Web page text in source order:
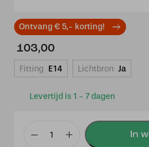
Ontvang € 5,- korting!
Levertijd is 1 - 7 dagen
103,00
Fitting E14 Lichtbron Ja
Tafellamp